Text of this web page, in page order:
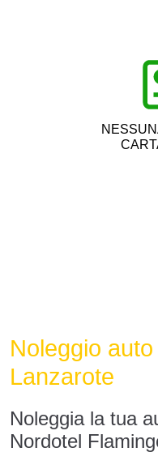
Noleggio
Lanzarote
Noleggia la tua
Nordotel